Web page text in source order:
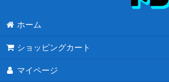
ホーム
ショッピングカート
マイページ